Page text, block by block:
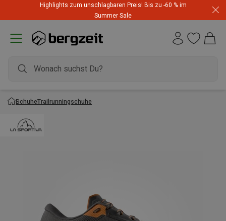
Highlights zum unschlagbaren Preis! Bis zu -60 % im
Summer Sale
SchuheTrailrunningschuhe